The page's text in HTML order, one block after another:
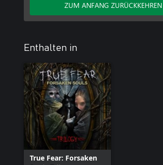
ZUM ANFANG ZURÜCKKEHREN
Enthalten in
True Fear: Forsaken